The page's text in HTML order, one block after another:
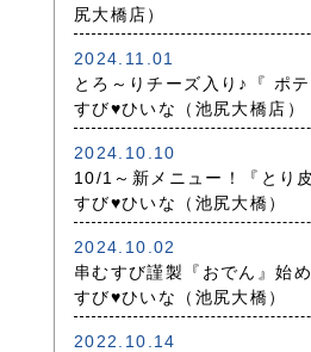
尻大橋店）
2024.11.01
とろ～りチーズ入り♪『 ポ
すび♥ひいな（池尻大橋店）
2024.10.10
10/1～新メニュー！『とり
すび♥ひいな（池尻大橋）
2024.10.02
串むすび謹製『おでん』始
すび♥ひいな（池尻大橋）
2022.10.14